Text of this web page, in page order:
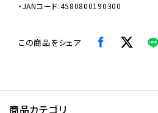
・JANコード:4580800190300
この商品をシェア
商品カテゴリ